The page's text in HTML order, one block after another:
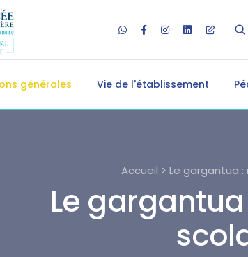
générales Vie de l'établissement
Accueil > Le gargantua
Le